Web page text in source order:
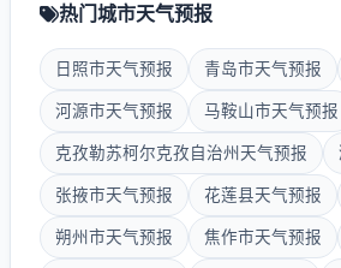
热门城市天气预报
日照市天气预报 青岛市天气预报
河源市天气预报 马鞍山市天气预报
克孜勒苏柯尔克孜自治州天气预报
张掖市天气预报 花莲县天气预报
朔州市天气预报 焦作市天气预报